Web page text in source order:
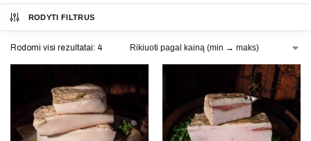
RODYTI FILTRUS
Rodomi visi rezultatai: 4